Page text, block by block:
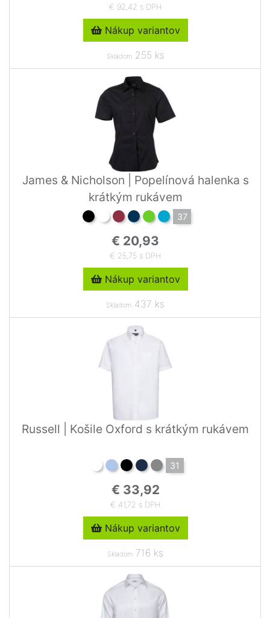
€ 92,42 s DPH
Nákup variantov
Skladom255 ks
James & Nicholson | Popelínová halenka s
krátkým rukávem
37
€ 20,93
€ 25,75 s DPH
Nákup variantov
Skladom 437 ks
Russell | Košile Oxford s krátkým rukávem
31
€ 33,92
€ 41,72 s DPH
Nákup variantov
Skladom 716 ks